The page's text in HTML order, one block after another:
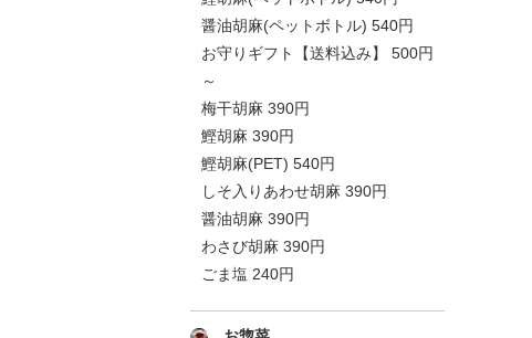
醤油胡麻(ペットボトル) 540円
お守りギフト【送料込み】 500円
～
梅干胡麻 390円
鰹胡麻 390円
鰹胡麻(PET) 540円
しそ入りあわせ胡麻 390円
醤油胡麻 390円
わさび胡麻 390円
ごま塩 240円